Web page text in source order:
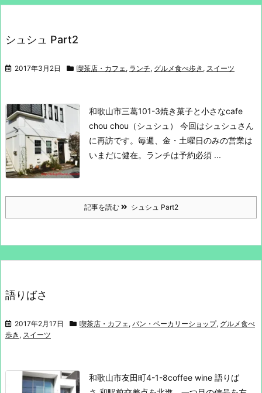
シュシュ Part2
2017年3月2日 喫茶店・カフェ, ランチ, グルメ食べ歩き , スイーツ
和歌山市三葛101-3焼き菓子と小さなcafe
chou chou（シュシュ）
今回はシュシュさん
に再訪です。 毎週、金・土曜日のみの営業は
いまだに健在。 ランチは予約必須 ...
記事を読む シュシュ Part2
語りばさ
2017年2月17日 喫茶店・カフェ, パン・ベーカリーショップ, グルメ食べ
歩き , スイーツ
和歌山市友田町4-1-8coffee wine 語りば